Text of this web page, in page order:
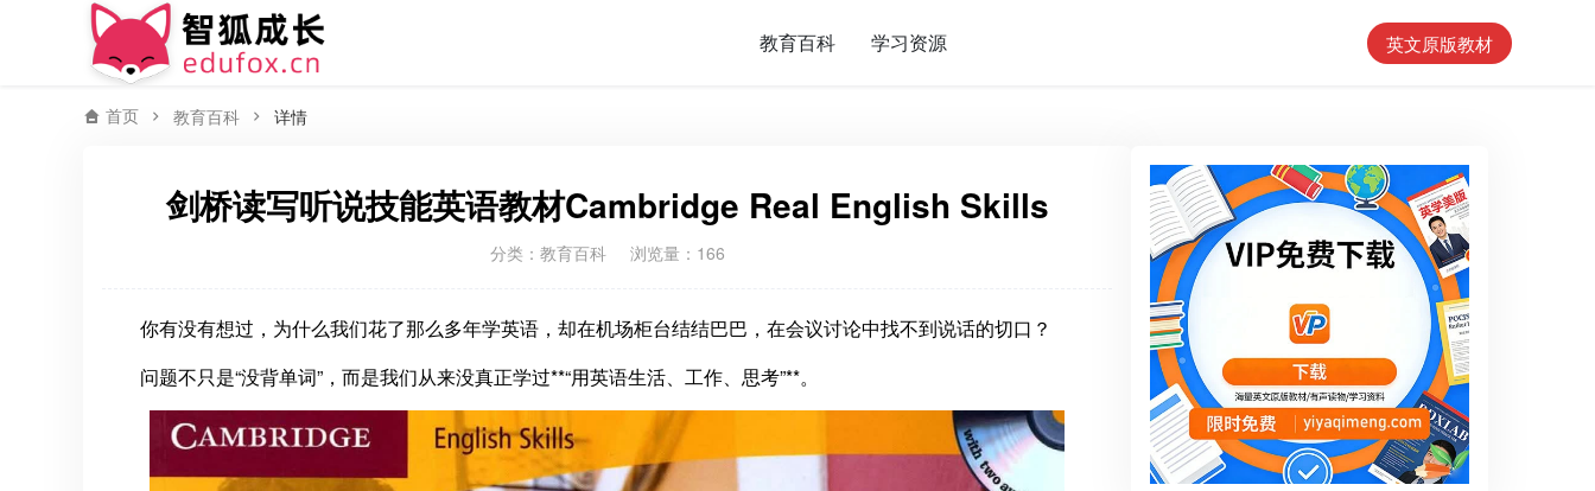
教育百科 学习资源 英文原版教材
首页 教育百科 详情
剑桥读写听说技能英语教材Cambridge Real English Skills
分类： 教育百科 浏览量：166
你有没有想过，为什么我们花了那么多年学英语，却在机场柜台结结巴巴，在会议讨论中找不到说话的切口？
问题不只是“没背单词”，而是我们从来没真正学过**“用英语生活、工作、思考”**。